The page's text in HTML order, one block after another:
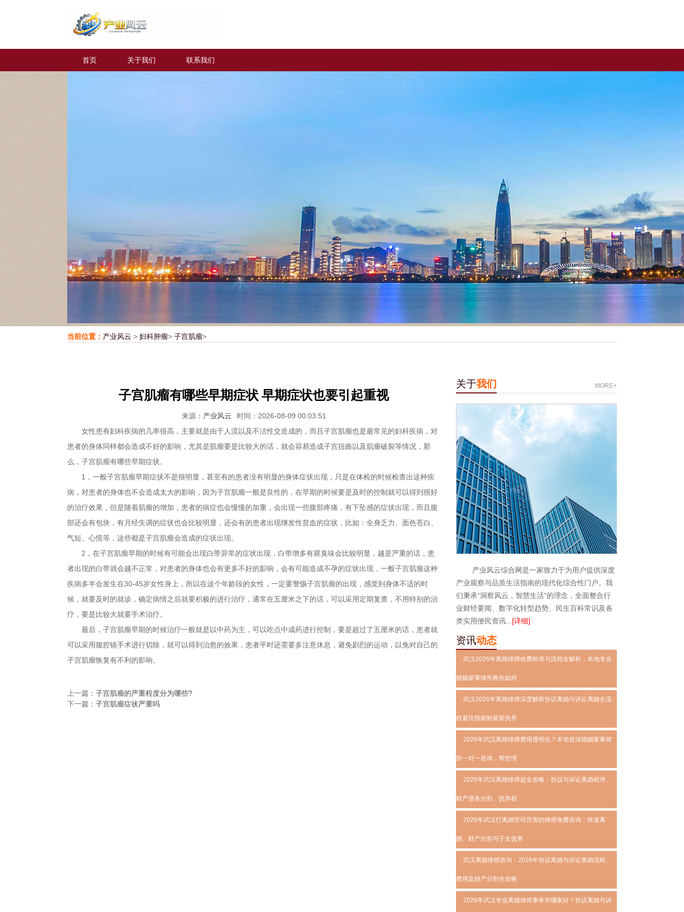
首页 关于我们 联系我们
当前位置： 产业风云 > 妇科肿瘤> 子宫肌瘤>
子宫肌瘤有哪些早期症状 早期症状也要引起重视
来源： 产业风云
时间：2026-08-09 00:03:51
女性患有妇科疾病的几率很高，主要就是由于人流以及不洁性交造成的，而且子宫肌瘤也是最常见的妇科疾病，对
患者的身体同样都会造成不好的影响，尤其是肌瘤要是比较大的话，就会容易造成子宫扭曲以及肌瘤破裂等情况，那
么，子宫肌瘤有哪些早期症状。
1，一般子宫肌瘤早期症状不是很明显，甚至有的患者没有明显的身体症状出现，只是在体检的时候检查出这种疾
病，对患者的身体也不会造成太大的影响，因为子宫肌瘤一般是良性的，在早期的时候要是及时的控制就可以得到很好
的治疗效果，但是随着肌瘤的增加，患者的病症也会慢慢的加重，会出现一些腹部疼痛，有下坠感的症状出现，而且腹
部还会有包块，有月经失调的症状也会比较明显，还会有的患者出现继发性贫血的症状，比如：全身乏力、面色苍白、
气短、心慌等，这些都是子宫肌瘤会造成的症状出现。
2，在子宫肌瘤早期的时候有可能会出现白带异常的症状出现，白带增多有腥臭味会比较明显，越是严重的话，患
者出现的白带就会越不正常，对患者的身体也会有更多不好的影响，会有可能造成不孕的症状出现，一般子宫肌瘤这种
疾病多半会发生在30-45岁女性身上，所以在这个年龄段的女性，一定要警惕子宫肌瘤的出现，感觉到身体不适的时
候，就要及时的就诊，确定病情之后就要积极的进行治疗，通常在五厘米之下的话，可以采用定期复查，不用特别的治
疗，要是比较大就要手术治疗。
最后，子宫肌瘤早期的时候治疗一般就是以中药为主，可以吃点中成药进行控制，要是超过了五厘米的话，患者就
可以采用腹腔镜手术进行切除，就可以得到治愈的效果，患者平时还需要多注意休息，避免剧烈的运动，以免对自己的
子宫肌瘤恢复有不利的影响。
上一篇： 子宫肌瘤的严重程度分为哪些?
下一篇： 子宫肌瘤症状严重吗
MORE+
关于我们
产业风云综合网是一家致力于为用户提供深度
产业观察与品质生活指南的现代化综合性门户。我
们秉承“洞察风云，智慧生活”的理念，全面整合行
业财经要闻、数字化转型趋势、民生百科常识及各
类实用便民资讯... [详细]
资讯动态
武汉2026年离婚律师收费标准与流程全解析：本地专业
婚姻家事律所教你如何
武汉2026年离婚律师深度解析协议离婚与诉讼离婚全流
程避坑指南附最新抚养
2026年武汉离婚律师费用透明化？本地资深婚姻家事律
所一对一咨询，帮您理
2026年武汉离婚律师超全攻略：协议与诉讼离婚程序、
财产债务分割、抚养权
2026年武汉打离婚官司厉害的律师免费咨询：快速离
婚、财产分割与子女抚养
武汉离婚律师咨询：2026年协议离婚与诉讼离婚流程、
费用及财产分割全攻略
2026年武汉专业离婚律师事务所哪家好？协议离婚与诉